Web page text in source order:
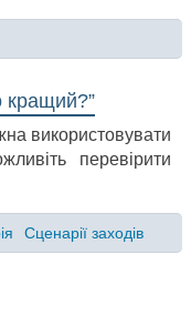
кращий?”
використовувати
перевірити
Сценарії заходів